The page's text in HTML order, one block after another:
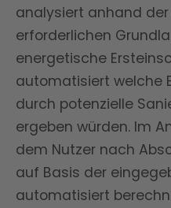
analysiert anhand
erforderlichen
energetische
automatisiert welche
durch potenzielle
ergeben würden. Im
dem Nutzer nach
auf Basis der
automatisiert